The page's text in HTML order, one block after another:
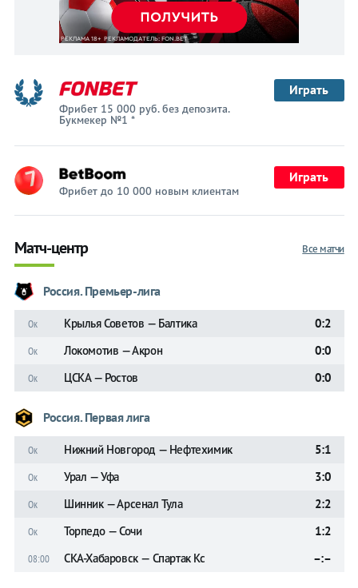
Фрибет 15 000 руб. без депозита.
Букмекер №1 *
Играть
Фрибет до 10 000 новым клиентам
Играть
Все матчи
Матч-центр
Россия. Премьер-лига
Ок Крылья Советов — Балтика 0:2
Ок Локомотив — Акрон 0:0
Ок ЦСКА — Ростов 0:0
Россия. Первая лига
Ок Нижний Новгород — Нефтехимик 5:1
Ок Урал — Уфа 3:0
Ок Шинник — Арсенал Тула 2:2
Ок Торпедо — Сочи 1:2
08:00 СКА-Хабаровск — Спартак Кс –:–